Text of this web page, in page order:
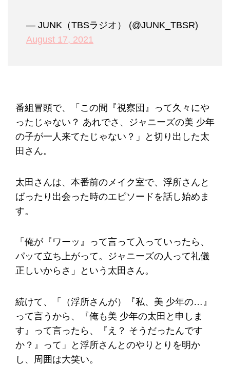
— JUNK（TBSラジオ） (@JUNK_TBSR)
August 17, 2021
番組冒頭で、「この間『視察団』って久々にや
ったじゃない？ あれでさ、ジャニーズの美 少年
の子が一人来てたじゃない？」と切り出した太
田さん。
太田さんは、本番前のメイク室で、浮所さんと
ばったり出会った時のエピソードを話し始めま
す。
「俺が『ワーッ』って言って入っていったら、
パッて立ち上がって。ジャニーズの人って礼儀
正しいからさ」という太田さん。
続けて、「（浮所さんが）『私、美 少年の…』
って言うから、『俺も美 少年の太田と申しま
す』って言ったら、『え？ そうだったんです
か？』って」と浮所さんとのやりとりを明か
し、周囲は大笑い。